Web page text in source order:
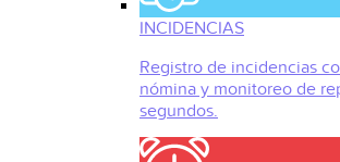
INCIDENCIAS
Registro de incidencias
nómina y monitoreo de
segundos.